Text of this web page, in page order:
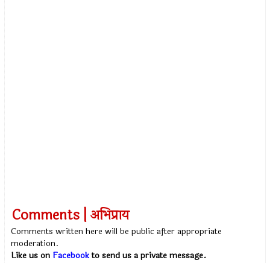
Comments | अभिप्राय
Comments written here will be public after appropriate
moderation.
Like us on Facebookto send us a private message.